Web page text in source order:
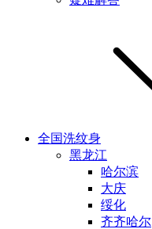
全国洗纹身
黑龙江
哈尔滨
大庆
绥化
齐齐哈尔